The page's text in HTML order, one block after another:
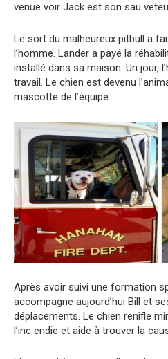
venue voir Jack est son sau
Le sort du malheureux pitbull a
l’homme. Lander a payé la
installé dans sa maison. Un jour,
travail. Le chien est devenu
mascotte de l’équipe.
Après avoir suivi une formation
accompagne aujourd’hui Bill et
déplacements. Le chien renifle
l’inc endie et aide à trouver la